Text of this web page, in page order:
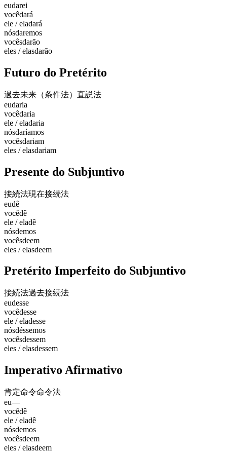
eudarei
vocêdará
ele / eladará
nósdaremos
vocêsdarão
eles / elasdarão
Futuro do Pretérito
過去未来（条件法） 直説法
eudaria
vocêdaria
ele / eladaria
nósdaríamos
vocêsdariam
eles / elasdariam
Presente do Subjuntivo
接続法現在接続法
eudê
vocêdê
ele / eladê
nósdemos
vocêsdeem
eles / elasdeem
Pretérito Imperfeito do Subjuntivo
接続法過去接続法
eudesse
vocêdesse
ele / eladesse
nósdéssemos
vocêsdessem
eles / elasdessem
Imperativo Afirmativo
肯定命令命令法
eu—
vocêdê
ele / eladê
nósdemos
vocêsdeem
eles / elasdeem